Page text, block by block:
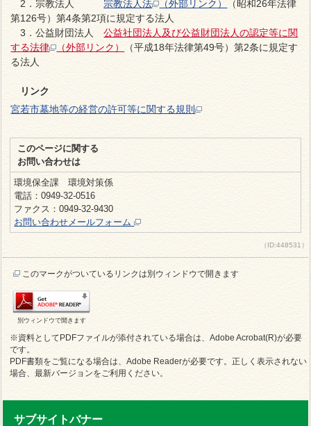
2． 宗教法人 宗教法人法 （外部リンク）
（昭和26年法律
第126号）第4条第2項に規定する法人
3．公益財団法人公益社団法人及び公益財団法人の認定等に関
する法律
（外部リンク）
（平成18年法律第49号）第2条に規定す
る法人
リンク
宮若市墓地等の経営の許可等に関する規則
このページに関する
お問い合わせは
環境保全課 環境対策係
電話：0949-32-0516
ファクス：0949-32-9430
お問い合わせメールフォーム
（ID:448531）
このマークがついているリンクは別ウィンドウで開きます
別ウィンドウで開きます
※資料としてPDFファイルが添付されている場合は、Adobe Acrobat(R)が必要
です。
PDF書類をご覧になる場合は、Adobe Readerが必要です。正しく表示されない
場合、最新バージョンをご利用ください。
サブサイトバナー